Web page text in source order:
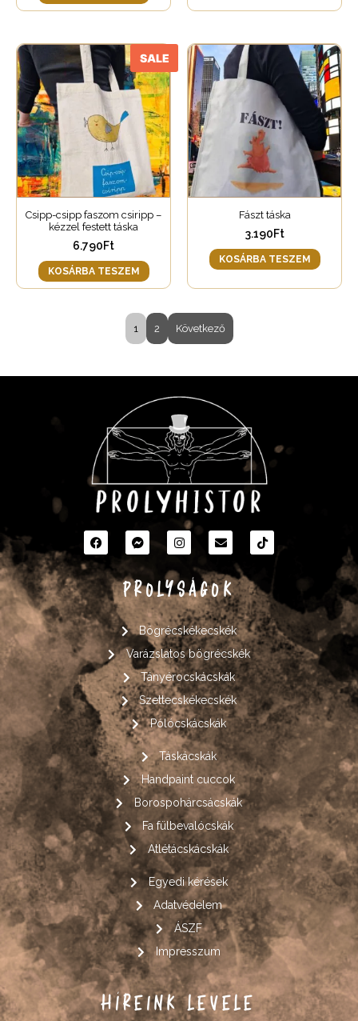
SALE
Csipp-csipp faszom csiripp –
kézzel festett táska
6.790Ft
KOSÁRBA TESZEM
Fászt táska
3.190Ft
KOSÁRBA TESZEM
1 2 Következő
PROLYSÁGOK
Bögrécskékecskék
Varázslatos bögrécskék
Tányérocskácskák
Szettecskékecskék
Pólócskácskák
Táskácskák
Handpaint cuccok
Borospohárcsácskák
Fa fülbevalócskák
Atlétácskácskák
Egyedi kérések
Adatvédelem
ÁSZF
Impresszum
HÍREINK LEVELE